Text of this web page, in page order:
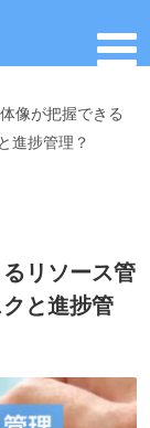
像が把握できる
進捗管理？
リソース管
と進捗管